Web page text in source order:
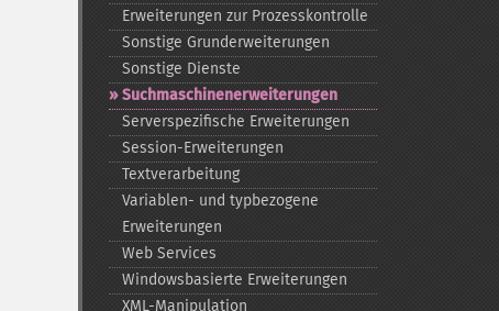
Erweiterungen zur Prozesskontrolle
Sonstige Grunderweiterungen
Sonstige Dienste
Suchmaschinenerweiterungen
Serverspezifische Erweiterungen
Session-​Erweiterungen
Textverarbeitung
Variablen-​ und typbezogene
Erweiterungen
Web Services
Windowsbasierte Erweiterungen
XML-​Manipulation